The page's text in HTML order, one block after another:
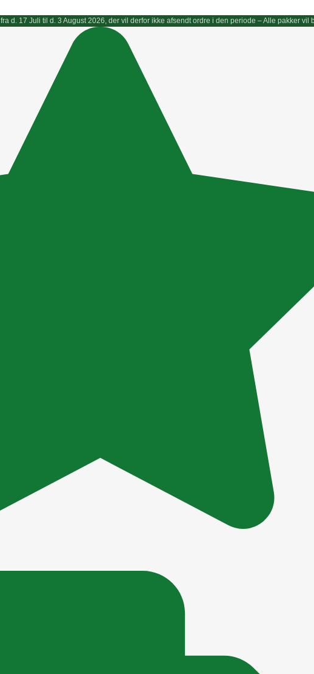
fra d. 17 Juli til d. 3 August 2026, der vil derfor ikke afsendt ordre i den periode – Alle pakker